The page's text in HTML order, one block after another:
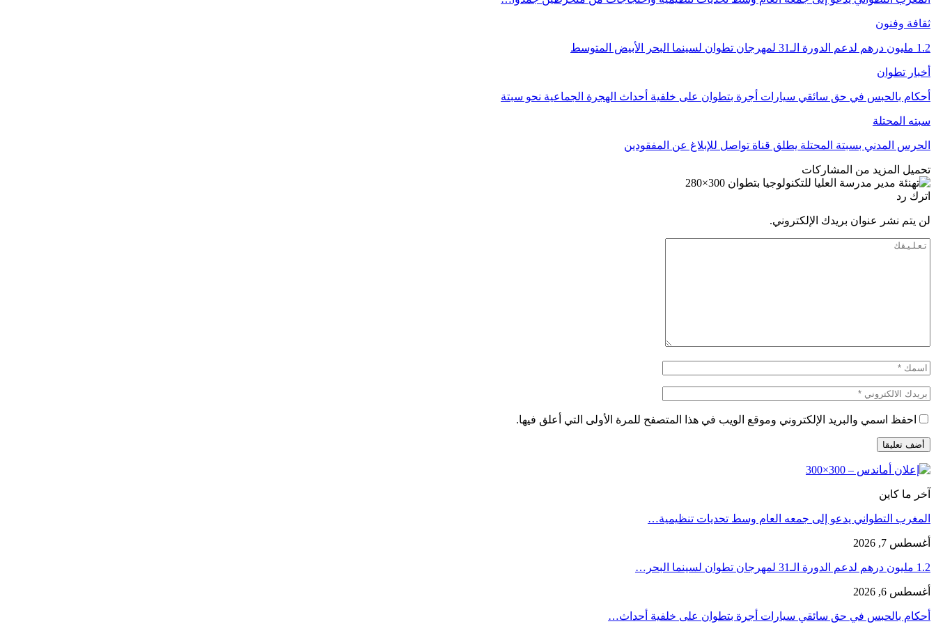
ثقافة وفنون
1.2 مليون درهم لدعم الدورة الـ31 لمهرجان تطوان لسينما البحر الأبيض المتوسط
أخبار تطوان
أحكام بالحبس في حق سائقي سيارات أجرة بتطوان على خلفية أحداث الهجرة الجماعية نحو سبتة
سبته المحتلة
الحرس المدني بسبتة المحتلة يطلق قناة تواصل للإبلاغ عن المفقودين
تحميل المزيد من المشاركات
اترك رد
لن يتم نشر عنوان بريدك الإلكتروني.
احفظ اسمي والبريد الإلكتروني وموقع الويب في هذا المتصفح للمرة الأولى التي أعلق فيها.
آخر ما كاين
المغرب التطواني يدعو إلى جمعه العام وسط تحديات تنظيمية…
أغسطس 7, 2026
1.2 مليون درهم لدعم الدورة الـ31 لمهرجان تطوان لسينما البحر…
أغسطس 6, 2026
أحكام بالحبس في حق سائقي سيارات أجرة بتطوان على خلفية أحداث…